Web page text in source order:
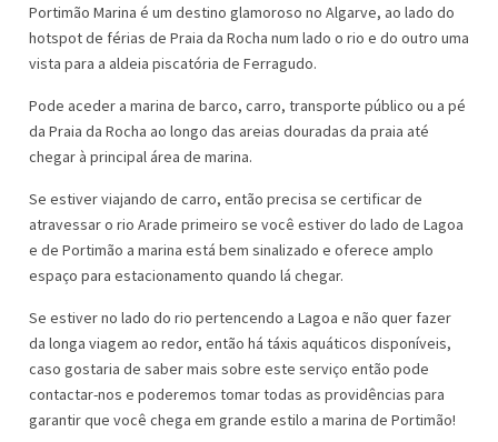
Portimão Marina é um destino glamoroso no Algarve, ao lado do
hotspot de férias de Praia da Rocha num lado o rio e do outro uma
vista para a aldeia piscatória de Ferragudo.
Pode aceder a marina de barco, carro, transporte público ou a pé
da Praia da Rocha ao longo das areias douradas da praia até
chegar à principal área de marina.
Se estiver viajando de carro, então precisa se certificar de
atravessar o rio Arade primeiro se você estiver do lado de Lagoa
e de Portimão a marina está bem sinalizado e oferece amplo
espaço para estacionamento quando lá chegar.
Se estiver no lado do rio pertencendo a Lagoa e não quer fazer
da longa viagem ao redor, então há táxis aquáticos disponíveis,
caso gostaria de saber mais sobre este serviço então pode
contactar-nos e poderemos tomar todas as providências para
garantir que você chega em grande estilo a marina de Portimão!